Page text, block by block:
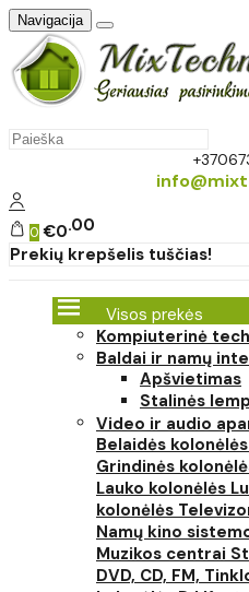
Navigacija
0 €0 00
Prekių krepšelis tuščias!
Visos prekės
Kompiuterinė
Baldai ir namų
Apšvietimas
Stalinės
Video ir audio
Belaidės kolonėlės
Grindinės
Lauko kolonėlės
kolonėlės
Namų kino
Muzikos centrai
DVD, CD, FM,